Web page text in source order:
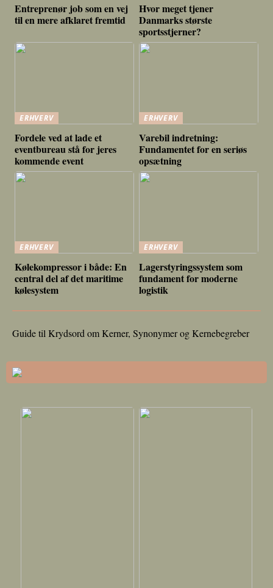
Entreprenør job som en vej
til en mere afklaret fremtid
Hvor meget tjener
Danmarks største
sportsstjerner?
ERHVERV
Fordele ved at lade et
eventbureau stå for jeres
kommende event
ERHVERV
Varebil indretning:
Fundamentet for en seriøs
opsætning
ERHVERV
Kølekompressor i både: En
central del af det maritime
kølesystem
ERHVERV
Lagerstyringssystem som
fundament for moderne
logistik
Guide til Krydsord om Kerner, Synonymer og Kernebegreber